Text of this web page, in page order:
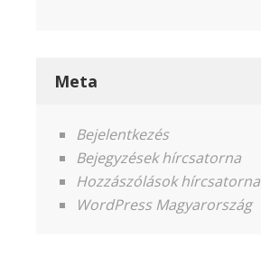
Meta
Bejelentkezés
Bejegyzések hírcsatorna
Hozzászólások hírcsatorna
WordPress Magyarország